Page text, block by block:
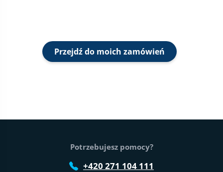
Przejdź do moich zamówień
Stopka strony
Potrzebujesz pomocy?
+420 271 104 111